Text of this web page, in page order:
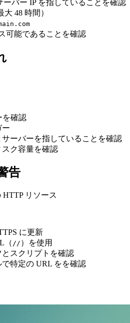
ーバー IP を指していることを確認
48 時間）
可能であることを確認
を確認
ー
サーバーを指していることを確認
ク容量を確認
告
HTTP リソース
に更新
（ // ）を使用
スクリプトを確認
特定の URL をを確認